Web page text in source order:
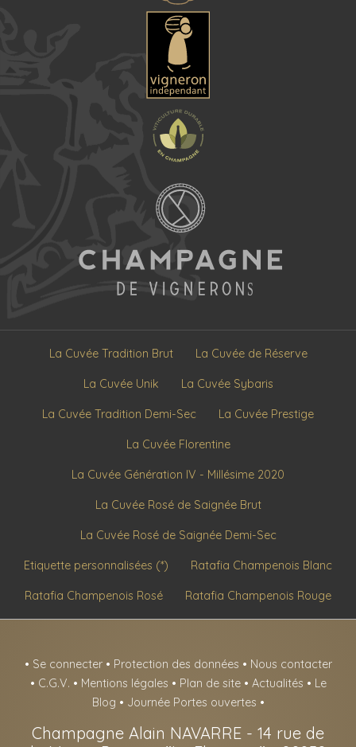
La Cuvée Tradition Brut La Cuvée de Réserve
La Cuvée Unik La Cuvée Sybaris
La Cuvée Tradition Demi-Sec La Cuvée Prestige
La Cuvée Florentine
La Cuvée Génération IV - Millésime 2020
La Cuvée Rosé de Saignée Brut
La Cuvée Rosé de Saignée Demi-Sec
Etiquette personnalisées (*) Ratafia Champenois Blanc
Ratafia Champenois Rosé Ratafia Champenois Rouge
• Se connecter • Protection des données • Nous contacter
• C.G.V. • Mentions légales • Plan de site • Actualités • Le
Blog • Journée Portes ouvertes •
Champagne Alain NAVARRE - 14 rue de